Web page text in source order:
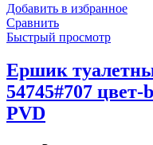
Добавить в избранное
Сравнить
Быстрый просмотр
Ершик
54745#707
PVD